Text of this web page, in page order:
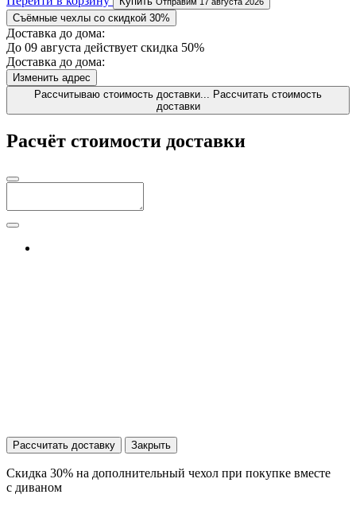
Съёмные чехлы со скидкой 30%
Доставка до дома:
До 09 августа действует скидка 50%
Доставка до дома:
Изменить адрес
Рассчитываю стоимость доставки...
Рассчитать стоимость
доставки
Расчёт стоимости доставки
Рассчитать доставку Закрыть
Скидка 30% на дополнительный чехол при покупке вместе
с диваном